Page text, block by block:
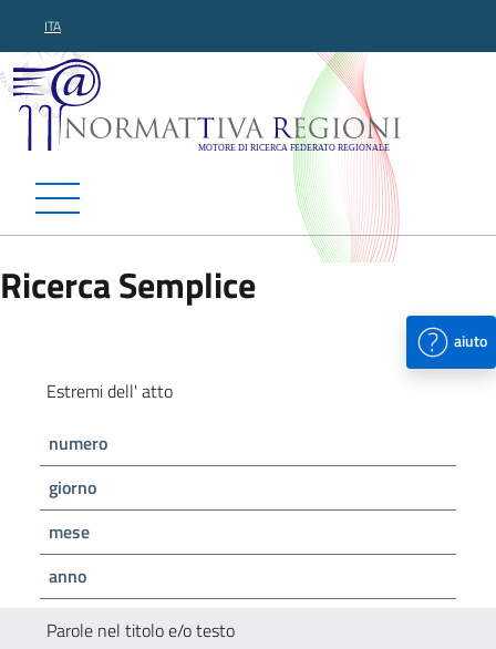
ITA
Normattiva Regioni -
Ricerca Semplice
aiuto
Estremi dell' atto
numero
giorno
mese
anno
Parole nel titolo e/o testo